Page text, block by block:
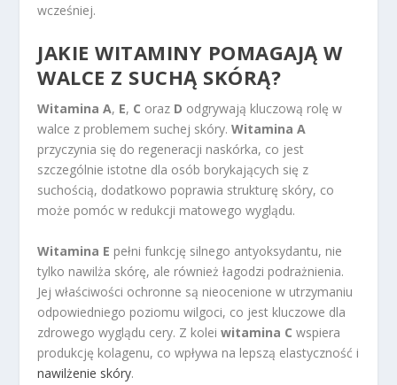
wcześniej.
JAKIE WITAMINY POMAGAJĄ W
WALCE Z SUCHĄ SKÓRĄ?
Witamina A, E, C oraz D odgrywają kluczową rolę w
walce z problemem suchej skóry.Witamina A
przyczynia się do regeneracji naskórka, co jest
szczególnie istotne dla osób borykających się z
suchością, dodatkowo poprawia strukturę skóry, co
może pomóc w redukcji matowego wyglądu.
Witamina E pełni funkcję silnego antyoksydantu, nie
tylko nawilża skórę, ale również łagodzi podrażnienia.
Jej właściwości ochronne są nieocenione w utrzymaniu
odpowiedniego poziomu wilgoci, co jest kluczowe dla
zdrowego wyglądu cery. Z koleiwitamina C wspiera
produkcję kolagenu, co wpływa na lepszą elastyczność i
nawilżenie skóry.